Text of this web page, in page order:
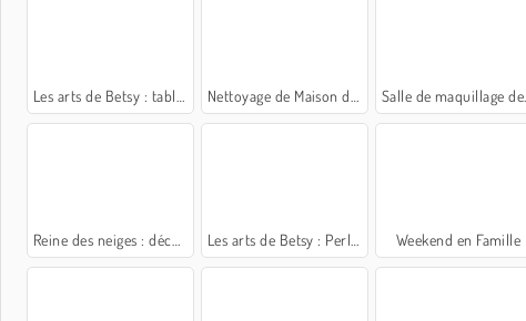
Les arts de Betsy : tableau de sable été Nettoyage de Maison de Poupée Salle de maquillage de sirène
Reine des neiges : déco de salle d'eau Les arts de Betsy : Perles de Noël Weekend en Famille